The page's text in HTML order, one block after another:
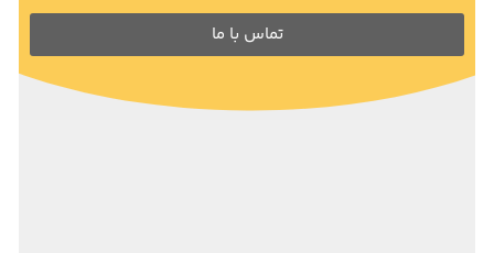
تماس با ما